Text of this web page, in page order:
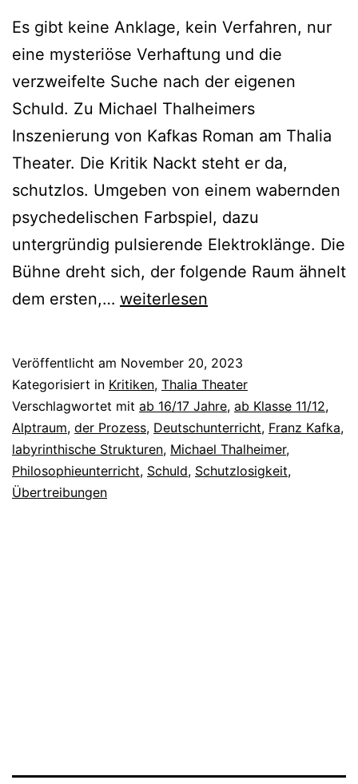
Es gibt keine Anklage, kein Verfahren, nur
eine mysteriöse Verhaftung und die
verzweifelte Suche nach der eigenen
Schuld. Zu Michael Thalheimers
Inszenierung von Kafkas Roman am Thalia
Theater. Die Kritik Nackt steht er da,
schutzlos. Umgeben von einem wabernden
psychedelischen Farbspiel, dazu
untergründig pulsierende Elektroklänge. Die
Bühne dreht sich, der folgende Raum ähnelt
dem ersten,… Der
weiterlesen
Veröffentlicht am November 20, 2023
Kategorisiert in Kritiken, Thalia Theater
Verschlagwortet mit ab 16/17 Jahre, ab Klasse 11/12,
Alptraum, der Prozess, Deutschunterricht, Franz Kafka,
labyrinthische Strukturen, Michael Thalheimer,
Philosophieunterricht, Schuld, Schutzlosigkeit,
Übertreibungen